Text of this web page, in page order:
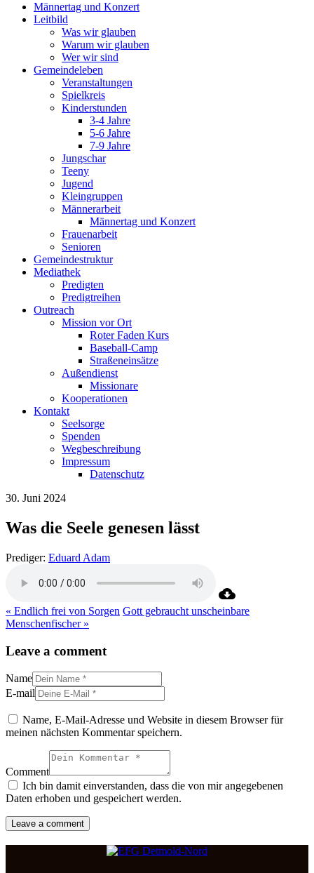
Männertag und Konzert
Leitbild
Was wir glauben
Warum wir glauben
Wer wir sind
Gemeindeleben
Veranstaltungen
Spielkreis
Kinderstunden
3-4 Jahre
5-6 Jahre
7-9 Jahre
Jungschar
Teeny
Jugend
Kleingruppen
Männerarbeit
Männertag und Konzert
Frauenarbeit
Senioren
Gemeindestruktur
Mediathek
Predigten
Predigtreihen
Outreach
Mission vor Ort
Roter Faden Kurs
Baseball-Camp
Straßeneinsätze
Außendienst
Missionare
Kooperationen
Kontakt
Seelsorge
Spenden
Wegbeschreibung
Impressum
Datenschutz
30. Juni 2024
Was die Seele genesen lässt
Prediger: Eduard Adam
« Endlich frei von Sorgen Gott gebraucht unscheinbare
Menschenfischer »
Leave a comment
Name
E-mail
Name, E-Mail-Adresse und Website in diesem Browser für
meinen nächsten Kommentar speichern.
Comment
Ich bin damit einverstanden, dass die von mir angegebenen
Daten erhoben und gespeichert werden.